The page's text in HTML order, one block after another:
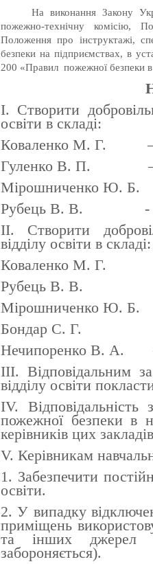
На виконання Закону
пожежно-технічну комісію,
Положення про інструктажі,
безпеки на підприємствах, в
200 «Правил пожежної безпеки в
I. Створити
освіти в складі:
Коваленко М. Г. –
Гуленко В. П. –
Мірошниченко Ю. Б.
Рубець В. В. -
II. Створити
відділу освіти в складі:
Коваленко М. Г. –
Рубець В. В.
Мірошниченко Ю. Б. -
Бондар С. Г. -
Нечипоренко В. А. –
III. Відповідальним
відділу освіти
IV. Відповідальність
пожежної безпеки в
керівників цих
V. Керівникам
1. Забезпечити
освіти.
2. У випадку
приміщень
та інших джерел
забороняється).